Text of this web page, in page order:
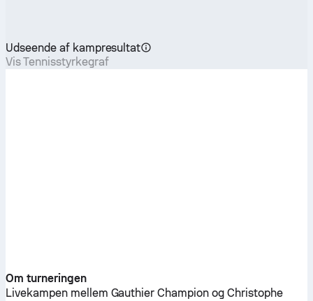
Udseende af kampresultat
Vis Tennisstyrkegraf
Om turneringen
Livekampen mellem Gauthier Champion og Christophe